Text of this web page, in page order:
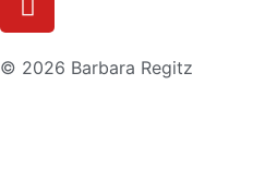
© 2026 Barbara Regitz